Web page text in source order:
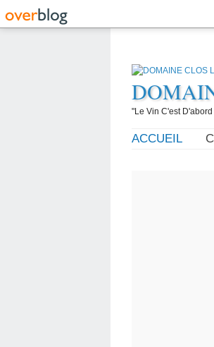
"Le Vin C'est
ACCUEIL